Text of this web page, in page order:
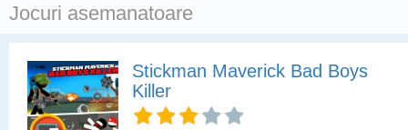
Jocuri asemanatoare
Stickman Maverick Bad Boys
Killer